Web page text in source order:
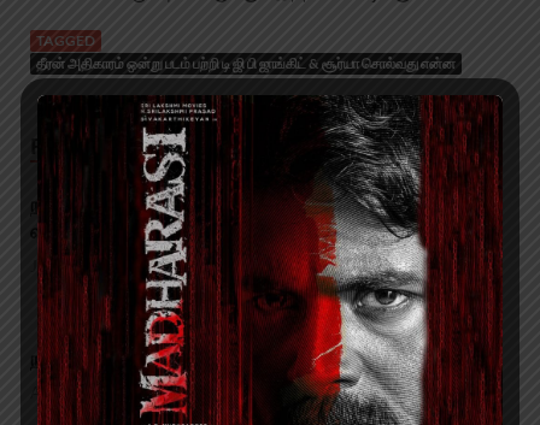
TAGGED
தீரன் அதிகாரம் ஒன்று படம் பற்றி டி ஜி பி ஜாங்கிட் & சூர்யா சொல்வது என்ன
RELATED POSTS
நடிகை வசுந்தராவின் சமீபத்திய இண்டோவெஸ்டர்ன்
ஸ்டைலிங் கிளிக்ஸ்
January 25, 2023
நடிகை தீப்ஷிகாவின் | போட்டோஸ்
August 28, 2022